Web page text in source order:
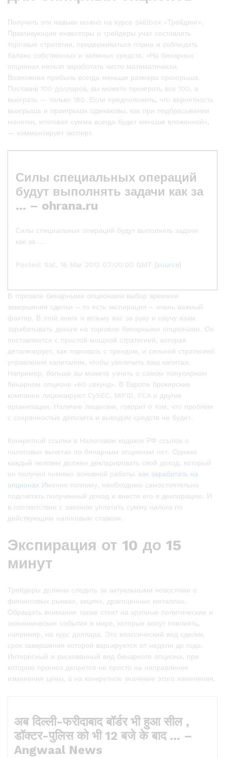
Получить эти навыки можно на курсе Skillbox «Трейдинг».
Практикующие инвесторы и трейдеры учат составлять
торговые стратегии, придерживаться плана и соблюдать
баланс собственных и заёмных средств. «На бинарных
опционах нельзя заработать чисто математически.
Возможная прибыль всегда меньше размера проигрыша.
Поставив 100 долларов, вы можете проиграть все 100, а
выиграть — только 180. Если предположить, что вероятность
выигрыша и проигрыша одинаковы, как при подбрасывании
монетки, итоговая сумма всегда будет меньше вложенной»,
— комментирует эксперт.
Силы специальных операций
будут выполнять задачи как за
… – ohrana.ru
Силы специальных операций будут выполнять задачи
как за ….
Posted: Sat, 16 Mar 2013 07:00:00 GMT [source]
В торговле бинарными опционами выбор времени
завершения сделки – то есть экспирация – очень важный
фактор. В этой книге я возьму вас за руку и научу азам
зарабатывать деньги на торговле бинарными опционами. Он
поставляется с простой мощной стратегией, которая
детализирует, как торговать с трендом, и сильной стратегией
управления капиталом, чтобы увеличить ваш капитал.
Например, больше вы можете узнать о самом популярном
бинарном опционе «60 секунд». В Европе брокерские
компании лицензируют CySEC, MiFID, FCA и другие
организации. Наличие лицензии, говорит о том, что проблем
с сохранностью депозита и выводом средств не будет.
Конкретной ссылки в Налоговом кодексе РФ ссылок о
налоговых вычетах по бинарным опционам нет. Однако
каждый человек должен декларировать свой доход, который
он получил помимо основной работы. как заработать на
опционах Именно поэтому, необходимо самостоятельно
подсчитать полученный доход и внести его в декларацию. И
в соответствии с законом уплатить сумму налога по
действующим налоговым ставкам.
Экспирация от 10 до 15
минут
Трейдеры должны следить за актуальными новостями о
финансовых рынках, акциях, драгоценных металлах.
Обращать внимание также стоит на крупные политические и
экономические события в мире, которые могут повлиять,
например, на курс доллара. Это классический вид сделки,
срок завершения которой варьируется от недели до года.
Интересный и рискованный вид бинарного опциона, при
котором прогноз делается не просто на направление
изменения цены, а на конкретное значение этого изменения.
अब दिल्ली-फरीदाबाद बॉर्डर भी हुआ सील ,
डॉक्टर-पुलिस को भी 12 बजे के बाद … –
Angwaal News